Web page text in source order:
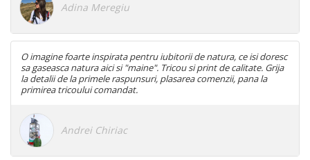
Adina Meregiu
O imagine foarte inspirata pentru iubitorii de natura, ce isi doresc
sa gaseasca natura aici si "maine". Tricou si print de calitate. Grija
la detalii de la primele raspunsuri, plasarea comenzii, pana la
primirea tricoului comandat.
Andrei Chiriac